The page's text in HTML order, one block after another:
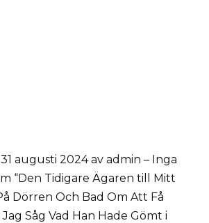
augusti 2024 av admin – Inga
“Den Tidigare Ägaren till Mitt
Dörren Och Bad Om Att Få
Såg Vad Han Hade Gömt i